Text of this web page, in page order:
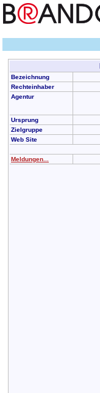
Bezeichnung
Rechteinhaber
Agentur
Ursprung
Zielgruppe
Web Site
Meldungen...